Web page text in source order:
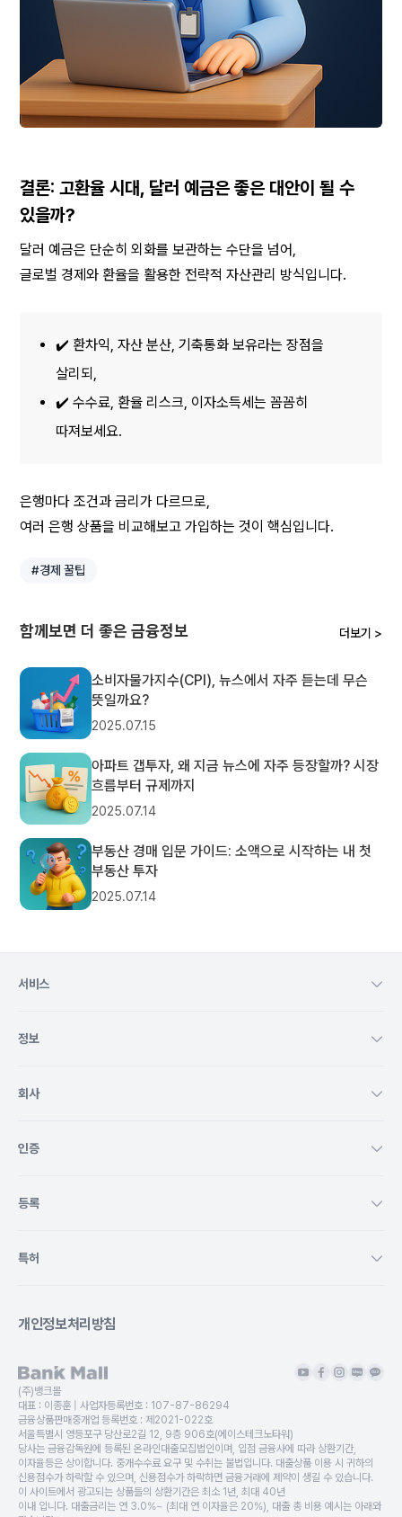
결론: 고환율 시대, 달러 예금은 좋은 대안이 될 수
있을까?
달러 예금은 단순히 외화를 보관하는 수단을 넘어,
글로벌 경제와 환율을 활용한 전략적 자산관리 방식입니다.
✔️ 환차익, 자산 분산, 기축통화 보유라는 장점을
살리되,
✔️ 수수료, 환율 리스크, 이자소득세는 꼼꼼히
따져보세요.
은행마다 조건과 금리가 다르므로,
여러 은행 상품을 비교해보고 가입하는 것이 핵심입니다.
#경제 꿀팁
함께보면 더 좋은 금융정보 더보기 >
소비자물가지수(CPI), 뉴스에서 자주 듣는데 무슨
뜻일까요?
2025.07.15
아파트 갭투자, 왜 지금 뉴스에 자주 등장할까? 시장
흐름부터 규제까지
2025.07.14
부동산 경매 입문 가이드: 소액으로 시작하는 내 첫
부동산 투자
2025.07.14
서비스
정보
회사
인증
등록
특허
개인정보처리방침
(주)뱅크몰
대표 : 이종훈 | 사업자등록번호 : 107-87-86294
금융상품판매중개업 등록번호 : 제2021-022호
서울특별시 영등포구 당산로2길 12, 9층 906호(에이스테크노타워)
당사는 금융감독원에 등록된 온라인대출모집법인이며, 입점 금융사에 따라 상환기간,
이자율등은 상이합니다. 중개수수료 요구 및 수취는 불법입니다. 대출상품 이용 시 귀하의
신용점수가 하락할 수 있으며, 신용점수가 하락하면 금융거래에 제약이 생길 수 있습니다.
이 사이트에서 광고되는 상품들의 상환기간은 최소 1년, 최대 40년
이내 입니다. 대출금리는 연 3.0%~ (최대 연 이자율은 20%), 대출 총 비용 예시는 아래와